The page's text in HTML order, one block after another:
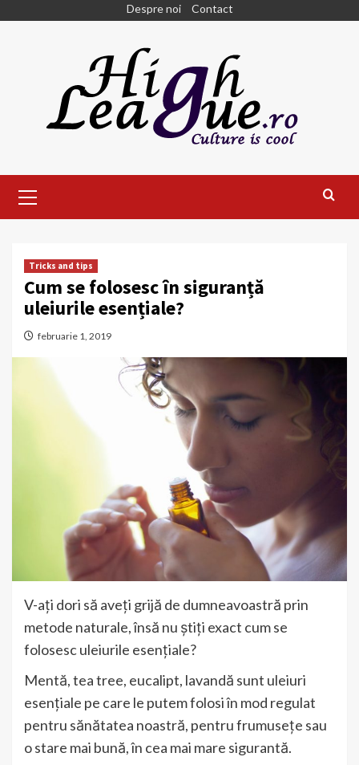
Despre noi Contact
Menu
Tricks and tips
Cum se folosesc în siguranță
uleiurile esențiale?
februarie 1, 2019
V-ați dori să aveți grijă de dumneavoastră prin
metode naturale, însă nu știți exact cum se
folosesc uleiurile esențiale?
Mentă, tea tree, eucalipt, lavandă sunt uleiuri
esențiale pe care le putem folosi în mod regulat
pentru sănătatea noastră, pentru frumusețe sau
o stare mai bună, în cea mai mare sigurantă.